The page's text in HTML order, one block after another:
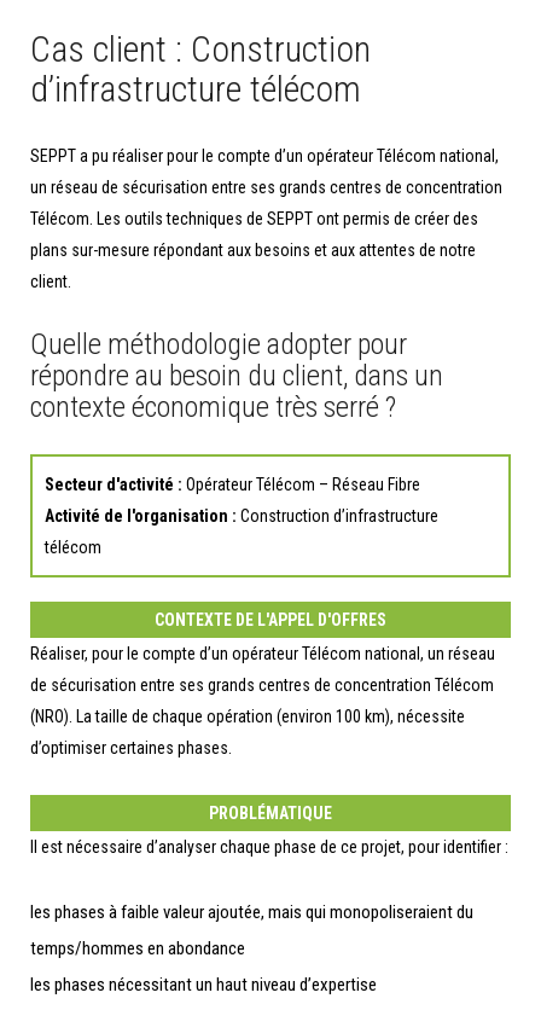
Cas client : Construction
d’infrastructure télécom
SEPPT a pu réaliser pour le compte d’un opérateur Télécom national,
un réseau de sécurisation entre ses grands centres de concentration
Télécom. Les outils techniques de SEPPT ont permis de créer des
plans sur-mesure répondant aux besoins et aux attentes de notre
client.
Quelle méthodologie adopter pour
répondre au besoin du client, dans un
contexte économique très serré ?
Secteur d'activité : Opérateur Télécom – Réseau Fibre
Activité de l'organisation : Construction d’infrastructure
télécom
CONTEXTE DE L'APPEL D'OFFRES
Réaliser, pour le compte d’un opérateur Télécom national, un réseau
de sécurisation entre ses grands centres de concentration Télécom
(NRO). La taille de chaque opération (environ 100 km), nécessite
d’optimiser certaines phases.
PROBLÉMATIQUE
Il est nécessaire d’analyser chaque phase de ce projet, pour identifier :
les phases à faible valeur ajoutée, mais qui monopoliseraient du
temps/hommes en abondance
les phases nécessitant un haut niveau d’expertise